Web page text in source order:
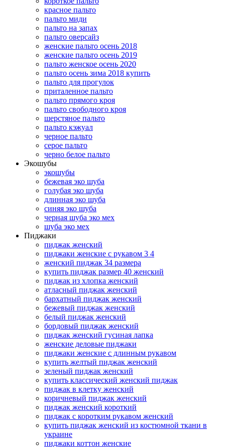
красное пальто
пальто миди
пальто на запах
пальто оверсайз
женские пальто осень 2018
женские пальто осень 2019
пальто женское осень 2020
пальто осень зима 2018 купить
пальто для прогулок
приталенное пальто
пальто прямого кроя
пальто свободного кроя
шерстяное пальто
пальто кэжуал
черное пальто
серое пальто
черно белое пальто
Экошубы
экошубы
бежевая эко шуба
голубая эко шуба
длинная эко шуба
синяя эко шуба
черная шуба эко мех
шуба эко мех
Пиджаки
пиджак женский
пиджаки женские с рукавом 3 4
женский пиджак 34 размера
купить пиджак размер 40 женский
пиджак из хлопка женский
атласный пиджак женский
бархатный пиджак женский
бежевый пиджак женский
белый пиджак женский
бордовый пиджак женский
пиджак женский гусиная лапка
женские деловые пиджаки
пиджаки женские с длинным рукавом
купить желтый пиджак женский
зеленый пиджак женский
купить классический женский пиджак
пиджак в клетку женский
коричневый пиджак женский
пиджак женский короткий
пиджак с коротким рукавом женский
купить пиджак женский из костюмной ткани в
украине
пиджаки коттон женские